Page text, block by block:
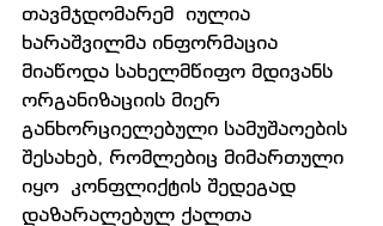
თავმჯდომარემ  იულია
ხარაშვილმა ინფორმაცია
მიაწოდა სახელმწიფო მდივანს
ორგანიზაციის მიერ
განხორციელებული სამუშაოების
შესახებ, რომლებიც მიმართული
იყო  კონფლიქტის შედეგად
დაზარალებულ ქალთა